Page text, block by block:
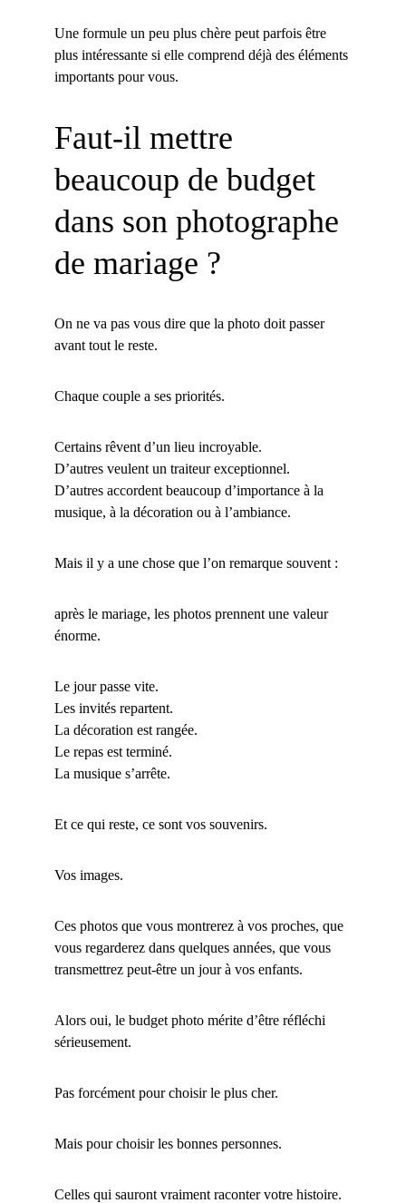
Une formule un peu plus chère peut parfois être
plus intéressante si elle comprend déjà des éléments
importants pour vous.
Faut-il mettre
beaucoup de budget
dans son photographe
de mariage ?
On ne va pas vous dire que la photo doit passer
avant tout le reste.
Chaque couple a ses priorités.
Certains rêvent d’un lieu incroyable.
D’autres veulent un traiteur exceptionnel.
D’autres accordent beaucoup d’importance à la
musique, à la décoration ou à l’ambiance.
Mais il y a une chose que l’on remarque souvent :
après le mariage, les photos prennent une valeur
énorme.
Le jour passe vite.
Les invités repartent.
La décoration est rangée.
Le repas est terminé.
La musique s’arrête.
Et ce qui reste, ce sont vos souvenirs.
Vos images.
Ces photos que vous montrerez à vos proches, que
vous regarderez dans quelques années, que vous
transmettrez peut-être un jour à vos enfants.
Alors oui, le budget photo mérite d’être réfléchi
sérieusement.
Pas forcément pour choisir le plus cher.
Mais pour choisir les bonnes personnes.
Celles qui sauront vraiment raconter votre histoire.